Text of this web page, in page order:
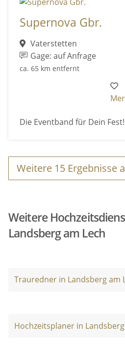
Supernova Gbr.
Vaterstetten
Gage: auf Anfrage
ca. 65 km entfernt
Die Eventband für Dein Fest!
Weitere 15 Ergebnisse
Weitere
Landsberg am Lech
Trauredner in Landsberg am
Hochzeitsplaner in